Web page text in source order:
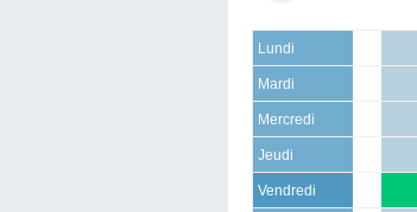
Lundi
Mardi
Mercredi
Jeudi
Vendredi